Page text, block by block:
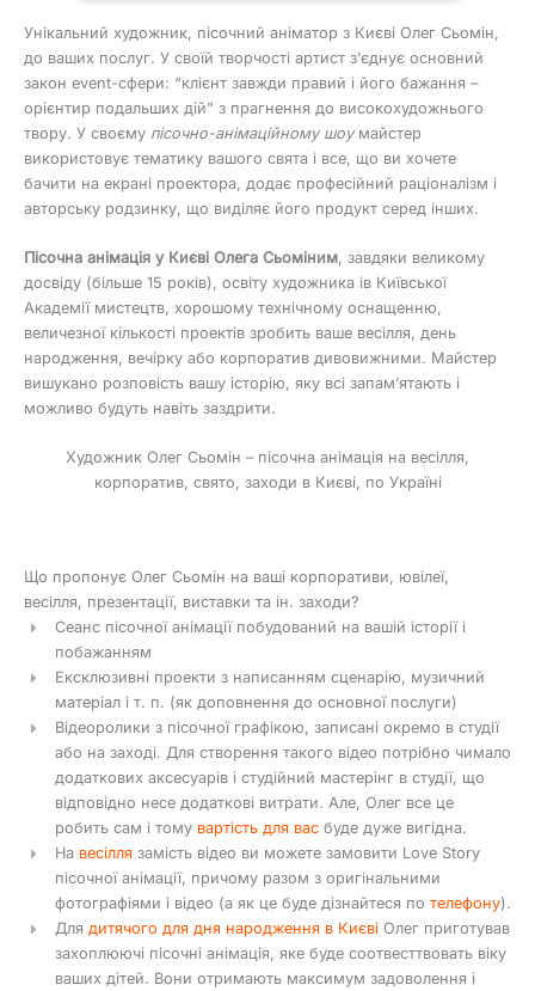
Унікальний художник, пісочний аніматор з Києві Олег Сьомін,
до ваших послуг. У своїй творчості артист з’єднує основний
закон event-сфери: “клієнт завжди правий і його бажання –
орієнтир подальших дій” з прагнення до високохудожнього
твору. У своєму пісочно-анімаційному шоумайстер
використовує тематику вашого свята і все, що ви хочете
бачити на екрані проектора, додає професійний раціоналізм і
авторську родзинку, що виділяє його продукт серед інших.
Пісочна анімація у Києві Олега Сьоміним, завдяки великому
досвіду (більше 15 років), освіту художника ів Київської
Академії мистецтв, хорошому технічному оснащенню,
величезної кількості проектів зробить ваше весілля, день
народження, вечірку або корпоратив дивовижними. Майстер
вишукано розповість вашу історію, яку всі запам’ятають і
можливо будуть навіть заздрити.
Художник Олег Сьомін – пісочна анімація на весілля,
корпоратив, свято, заходи в Києві, по Україні
Що пропонує Олег Сьомін на ваші корпоративи, ювілеї,
весілля, презентації, виставки та ін. заходи?
Сеанс пісочної анімації побудований на вашій історії і
побажанням
Ексклюзивні проекти з написанням сценарію, музичний
матеріал і т. п. (як доповнення до основної послуги)
Відеоролики з пісочної графікою, записані окремо в студії
або на заході. Для створення такого відео потрібно чимало
додаткових аксесуарів і студійний мастерінг в студії, що
відповідно несе додаткові витрати. Але, Олег все це
робить сам і тому вартість для васбуде дуже вигідна.
На весілля замість відео ви можете замовити Love Story
пісочної анімації, причому разом з оригінальними
фотографіями і відео (а як це буде дізнайтеся по телефону).
Для дитячого для дня народження в КиєвіОлег приготував
захоплюючі пісочні анімація, яке буде соотвесттвовать віку
ваших дітей. Вони отримають максимум задоволення і